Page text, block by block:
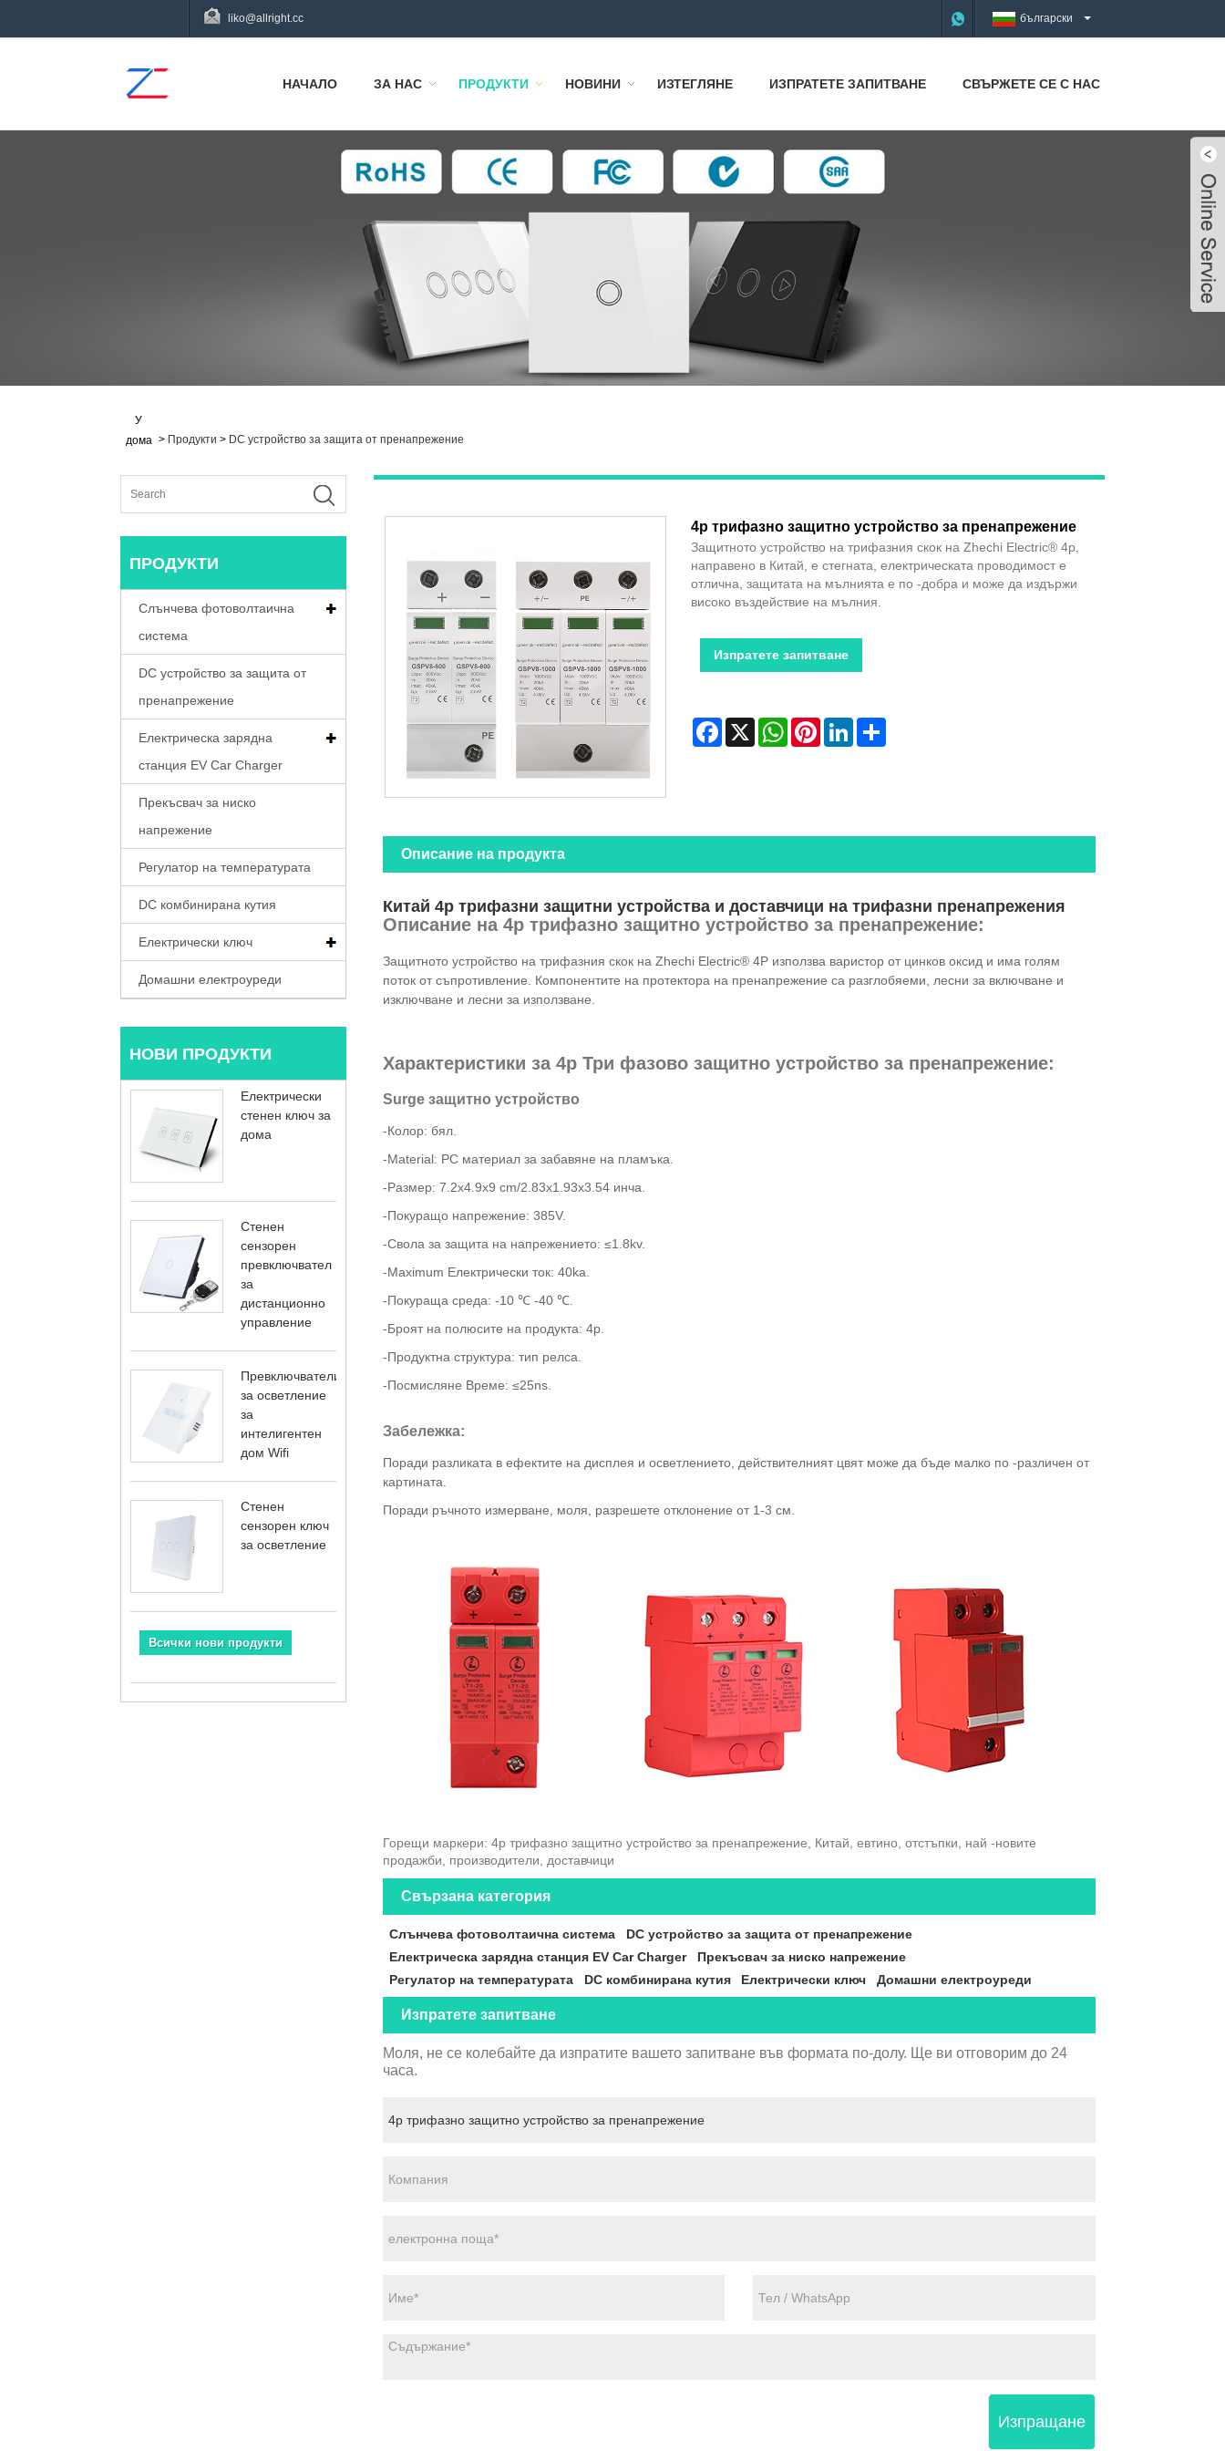
liko@allright.cc български
НАЧАЛО ЗА НАС ПРОДУКТИ НОВИНИ ИЗТЕГЛЯНЕ ИЗПРАТЕТЕ ЗАПИТВАНЕ СВЪРЖЕТЕ СЕ С НАС
У
дома > Продукти > DC устройство за защита от пренапрежение
ПРОДУКТИ
Слънчева фотоволтаична
система
DC устройство за защита от
пренапрежение
Електрическа зарядна
станция EV Car Charger
Прекъсвач за ниско
напрежение
Регулатор на температурата
DC комбинирана кутия
Електрически ключ
Домашни електроуреди
НОВИ ПРОДУКТИ
Електрически
стенен ключ за
дома
Стенен
сензорен
превключвател
за
дистанционно
управление
Превключватели
за осветление
за
интелигентен
дом Wifi
Стенен
сензорен ключ
за осветление
Всички нови продукти
4p трифазно защитно устройство за пренапрежение
Защитното устройство на трифазния скок на Zhechi Electric® 4p,
направено в Китай, е стегната, електрическата проводимост е
отлична, защитата на мълнията е по -добра и може да издържи
високо въздействие на мълния.
Изпратете запитване
Facebook
X WhatsAppPinterestLinkedInShare
Описание на продукта
Китай 4p трифазни защитни устройства и доставчици на трифазни пренапрежения
Описание на 4p трифазно защитно устройство за пренапрежение:
Защитното устройство на трифазния скок на Zhechi Electric® 4P използва варистор от цинков оксид и има голям
поток от съпротивление. Компонентите на протектора на пренапрежение са разглобяеми, лесни за включване и
изключване и лесни за използване.
Характеристики за 4p Три фазово защитно устройство за пренапрежение:
Surge защитно устройство
-Колор: бял.
-Material: PC материал за забавяне на пламъка.
-Размер: 7.2x4.9x9 cm/2.83x1.93x3.54 инча.
-Покуращо напрежение: 385V.
-Свола за защита на напрежението: ≤1.8kv.
-Maximum Електрически ток: 40ka.
-Покураща среда: -10 ℃ -40 ℃.
-Броят на полюсите на продукта: 4p.
-Продуктна структура: тип релса.
-Посмисляне Време: ≤25ns.
Забележка:
Поради разликата в ефектите на дисплея и осветлението, действителният цвят може да бъде малко по -различен от
картината.
Поради ръчното измерване, моля, разрешете отклонение от 1-3 см.
Горещи маркери: 4p трифазно защитно устройство за пренапрежение, Китай, евтино, отстъпки, най -новите
продажби, производители, доставчици
Свързана категория
Слънчева фотоволтаична система
DC устройство за защита от пренапрежение
Електрическа зарядна станция EV Car Charger
Прекъсвач за ниско напрежение
Регулатор на температурата
DC комбинирана кутия Електрически ключ Домашни електроуреди
Изпратете запитване
Моля, не се колебайте да изпратите вашето запитване във формата по-долу. Ще ви отговорим до 24
часа.
Изпращане